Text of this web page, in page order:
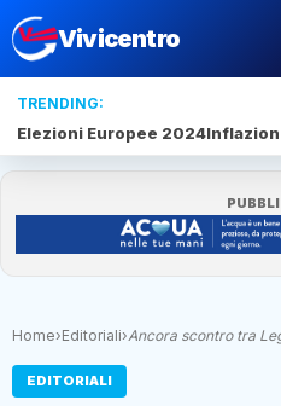
Vivicentro
TRENDING:
Elezioni Europee 2024
Home›Editoriali›Ancora scontro tra
EDITORIALI